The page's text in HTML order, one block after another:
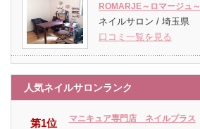
ROMARJE～ロマージュ～
ネイルサロン / 埼玉県
口コミ一覧を見る
人気ネイルサロンランク
第1位 マニキュア専門店 ネイルプラス